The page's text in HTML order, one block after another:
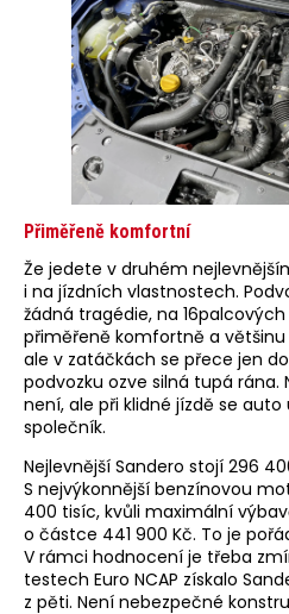
Přiměřeně komfortní
Že jedete v druhém
i na jízdních vlastnostech.
žádná tragédie, na
přiměřeně komfortně a
ale v zatáčkách se přece jen
podvozku ozve silná tupá rána.
není, ale při klidné jízdě se
společník.
Nejlevnější Sandero stojí 296
S nejvýkonnější benzínovou
400 tisíc, kvůli maximální
o částce 441 900 Kč. To je
V rámci hodnocení je třeba
testech Euro NCAP získalo
z pěti. Není nebezpečné